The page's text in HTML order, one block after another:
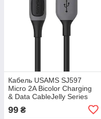
Кабель USAMS SJ597
Micro 2A Bicolor Charging
& Data CableJelly Series
99 ₴